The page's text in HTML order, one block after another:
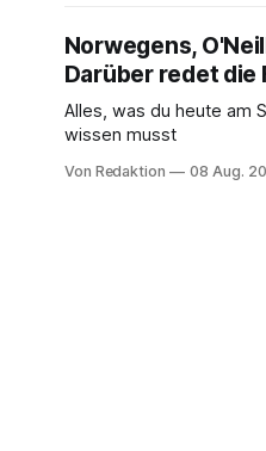
Norwegens,
Darüber redet die
Alles, was du heute am
wissen musst
Von Redaktion 08 Aug.